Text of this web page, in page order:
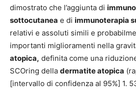
dimostrato che l’aggiunta di
sottocutanea e di immunoterapia
relativi e assoluti simili e
importanti miglioramenti nella
atopica, definita come una
SCOring della dermatite atopica
[intervallo di confidenza al 95%] 1.